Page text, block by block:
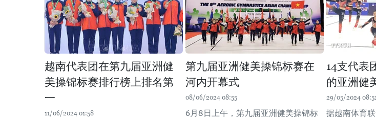
越南代表团在第九届亚洲健
美操锦标赛排行榜上排名第
一
11/06/2024 01:58
第九届亚洲健美操锦标赛在
河内开幕式
08/06/2024 08:55
6月8日上午，第九届亚洲健美操锦标
14支代表
的亚洲健
29/05/2024
据越南体育